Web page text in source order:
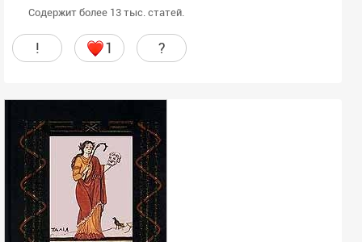
Содержит более 13 тыс. статей.
! 1 ?